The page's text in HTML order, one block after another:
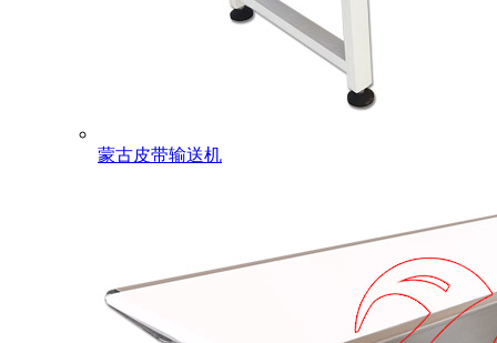
蒙古皮带输送机